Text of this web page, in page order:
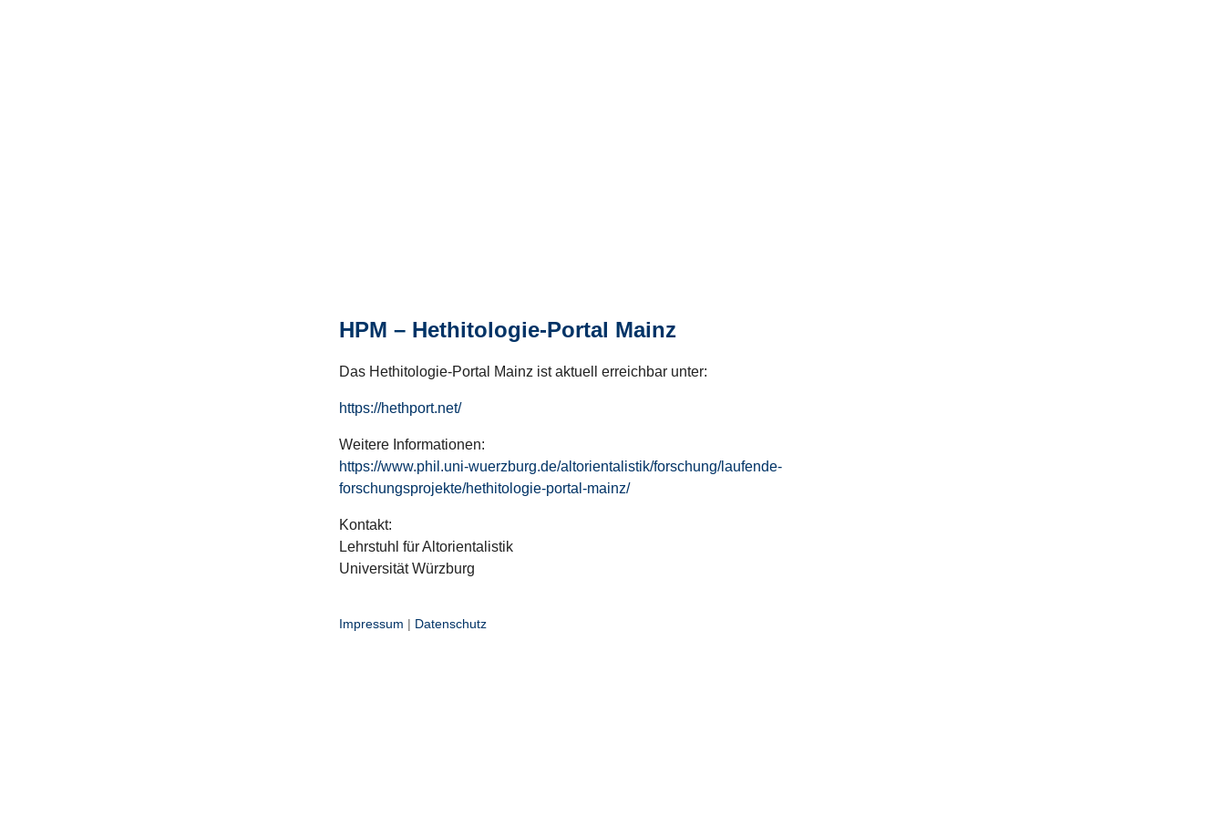
HPM – Hethitologie-Portal Mainz
Das Hethitologie-Portal Mainz ist aktuell erreichbar unter:
https://hethport.net/
Weitere Informationen:
https://www.phil.uni-wuerzburg.de/altorientalistik/forschung/laufende-
forschungsprojekte/hethitologie-portal-mainz/
Kontakt:
Lehrstuhl für Altorientalistik
Universität Würzburg
Impressum | Datenschutz